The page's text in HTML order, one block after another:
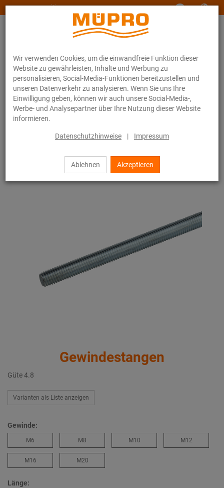
Wir verwenden Cookies, um die einwandfreie Funktion dieser
Website zu gewährleisten, Inhalte und Werbung zu
personalisieren, Social-Media-Funktionen bereitzustellen und
unseren Datenverkehr zu analysieren. Wenn Sie uns Ihre
Einwilligung geben, können wir auch unsere Social-Media-,
Werbe- und Analysepartner über Ihre Nutzung dieser Website
informieren.
Datenschutzhinweise | Impressum
Ablehnen Akzeptieren
www.muepro-maritim.com
Online-Katalog Befestigungstechnik Montageteile Gewindestangen
Gewindestangen
Güte 4.8
Varianten als Liste anzeigen
Gewinde:
M6 M8 M10 M12
M16 M20
Länge: